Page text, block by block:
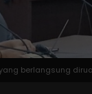
berlangsung